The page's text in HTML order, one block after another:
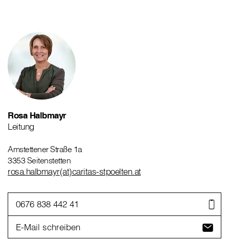
Rosa Halbmayr
Leitung
Amstettener Straße 1a
3353 Seitenstetten
rosa.halbmayr(at)caritas-stpoelten.at
0676 838 442 41
E-Mail schreiben